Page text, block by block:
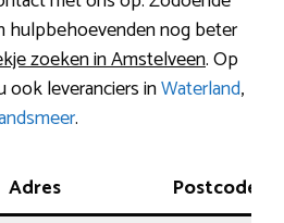
hulpbehoevenden nog beter
zoeken in Amstelveen. Op
leveranciers inWaterland,
.
Adres Postcode